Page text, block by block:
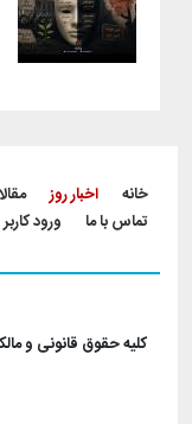
Footer menu
خانه اخبار روز
تماس با ما
ورود کاربر
کلیه حقوق قانونی و